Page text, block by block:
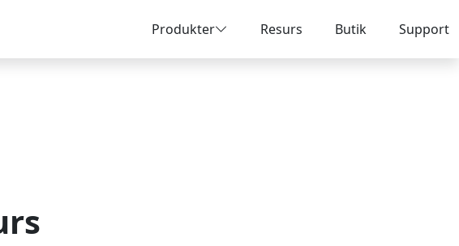
Produkter Resurs Butik Support